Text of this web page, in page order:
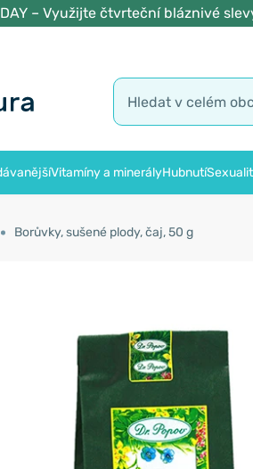
– Využijte čtvrteční bláznivé
Vitamíny a minerályHubnutí
Borůvky, sušené plody, čaj, 50 g